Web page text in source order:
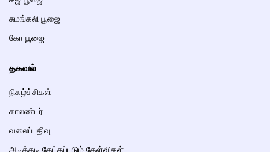
சுமங்கலி பூஜை
கோ பூஜை
தகவல்
நிகழ்ச்சிகள்
காலண்டர்
வலைப்பதிவு
அடிக்கடி கேட்கப்படும் கேள்விகள்